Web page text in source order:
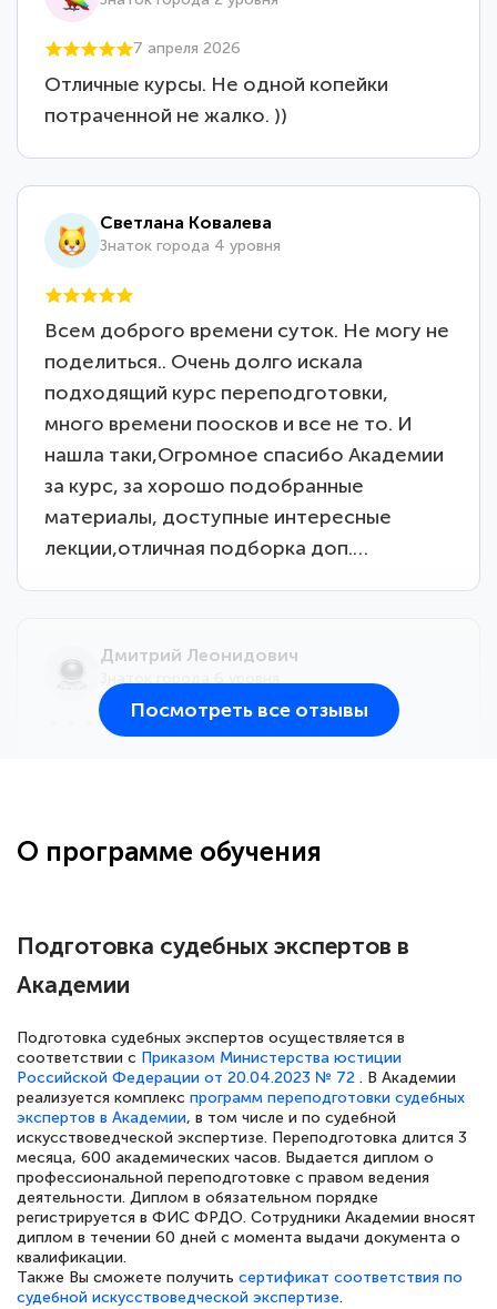
7 апреля 2026
Отличные курсы. Не одной копейки
потраченной не жалко. ))
Светлана Ковалева
Знаток города 4 уровня
Всем доброго времени суток. Не могу не
поделиться.. Очень долго искала
подходящий курс переподготовки,
много времени поосков и все не то. И
нашла таки,Огромное спасибо Академии
за курс, за хорошо подобранные
материалы, доступные интересные
лекции,отличная подборка доп.…
Дмитрий Леонидович
большое количество методических
Знаток города 5 уровня
18 марта 2026
Выражаю благодарность за курс
повышения квалификации "Эксперт ЕГЭ по
русскому языку и литературе". Много
полезных материалов помогли
подготовиться к тестированию. Это
книги, методические рекомендации,
Посмотреть все отзывы
О программе обучения
Подготовка судебных экспертов в
Академии
Подготовка судебных экспертов осуществляется в
соответствии с Приказом Министерства юстиции
Российской Федерации от 20.04.2023 № 72 . В Академии
реализуется комплекс программ переподготовки судебных
экспертов в Академии, в том числе и по судебной
искусствоведческой экспертизе. Переподготовка длится 3
месяца, 600 академических часов. Выдается диплом о
профессиональной переподготовке с правом ведения
деятельности. Диплом в обязательном порядке
регистрируется в ФИС ФРДО. Сотрудники Академии вносят
диплом в течении 60 дней с момента выдачи документа о
квалификации.
Также Вы сможете получить сертификат соответствия по
судебной искусствоведческой экспертизе.